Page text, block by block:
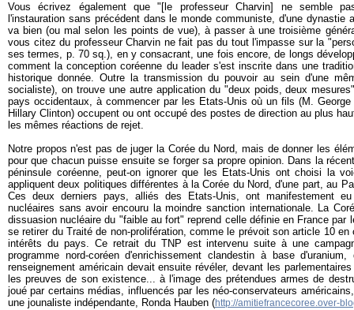
Vous écrivez également que "[le professeur Charvin] ne semble
l'instauration sans précédent dans le monde communiste, d'une dynastie
va bien (ou mal selon les points de vue), à passer à une troisième
vous citez du professeur Charvin ne fait pas du tout l'impasse sur la
ses termes, p. 70 sq.), en y consacrant, une fois encore, de longs
comment la conception coréenne du leader s'est inscrite dans une
historique donnée. Outre la transmission du pouvoir au sein d'une
socialiste), on trouve une autre application du "deux poids, deux
pays occidentaux, à commencer par les Etats-Unis où un fils (M.
Hillary Clinton) occupent ou ont occupé des postes de direction au plus
les mêmes réactions de rejet.
Notre propos n'est pas de juger la Corée du Nord, mais de donner les
pour que chacun puisse ensuite se forger sa propre opinion. Dans la
péninsule coréenne, peut-on ignorer que les Etats-Unis ont choisi la
appliquent deux politiques différentes à la Corée du Nord, d'une part, au
Ces deux derniers pays, alliés des Etats-Unis, ont manifestement
nucléaires sans avoir encouru la moindre sanction internationale. La
dissuasion nucléaire du "faible au fort" reprend celle définie en France par
se retirer du Traité de non-prolifération, comme le prévoit son article 10
intérêts du pays. Ce retrait du TNP est intervenu suite à une
programme nord-coréen d'enrichissement clandestin à base
renseignement américain devait ensuite révéler, devant les
les preuves de son existence... à l'image des prétendues armes de
joué par certains médias, influencés par les néo-conservateurs
une jounaliste indépendante, Ronda Hauben (http://amitiefrancecoree.over-